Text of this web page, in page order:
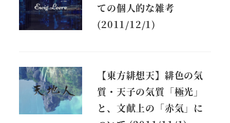
ての個人的な雑考
(2011/12/1)
【東方緋想天】緋色の気
質・天子の気質「極光」
と、文献上の「赤気」に